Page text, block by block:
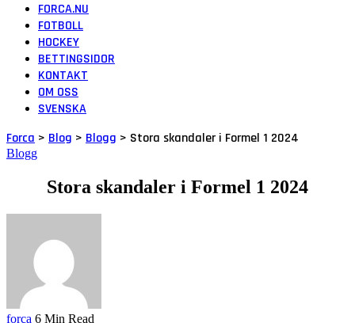
FORCA.NU
FOTBOLL
HOCKEY
BETTINGSIDOR
KONTAKT
OM OSS
SVENSKA
Forca > Blog > Blogg > Stora skandaler i Formel 1 2024
Blogg
Stora skandaler i Formel 1 2024
forca 6 Min Read